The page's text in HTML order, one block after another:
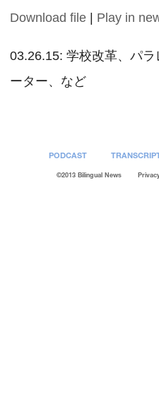
SHARE
LINK
EMBED
Download file Play in
03.26.15: 学校改革、パ
ーター、など
PODCAST
©2013 Bilingual News